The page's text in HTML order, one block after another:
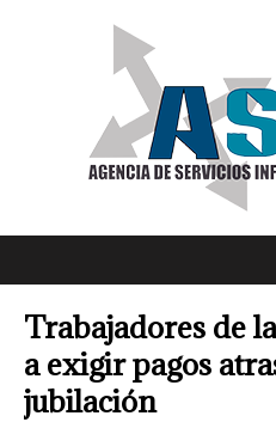
Trabajadores de
a exigir pagos
jubilación